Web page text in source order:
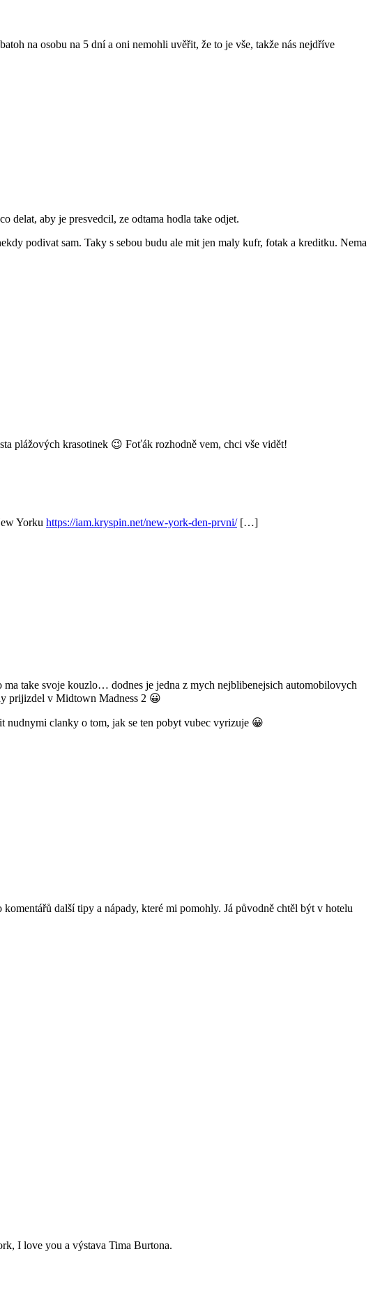
na osobu na 5 dní a oni nemohli uvěřit, že to je vše, takže nás nejdříve
delat, aby je presvedcil, ze odtama hodla take odjet.
podivat sam. Taky s sebou budu ale mit jen maly kufr, fotak a kreditku. Nema
plážových krasotinek 😉 Foťák rozhodně vem, chci vše vidět!
Yorku https://iam.kryspin.net/new-york-den-prvni/[…]
ma take svoje kouzlo… dodnes je jedna z mych nejblibenejsich automobilovych
prijizdel v Midtown Madness 2 😀
nudnymi clanky o tom, jak se ten pobyt vubec vyrizuje 😀
další tipy a nápady, které mi pomohly. Já původně chtěl být v hotelu
I love you a výstava Tima Burtona.